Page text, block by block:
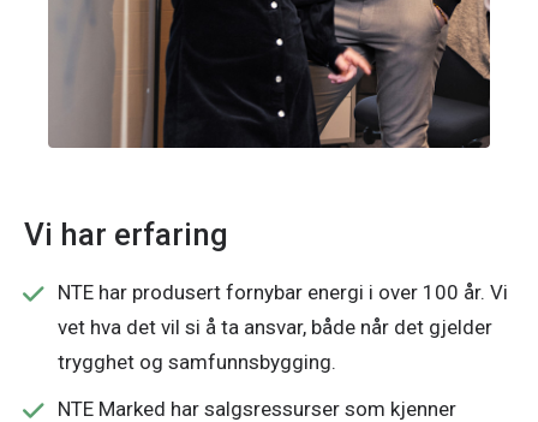
Vi har erfaring
NTE har produsert fornybar energi i over 100 år. Vi
vet hva det vil si å ta ansvar, både når det gjelder
trygghet og samfunnsbygging.
NTE Marked har salgsressurser som kjenner